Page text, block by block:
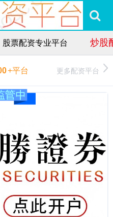
股票配资专业平台 炒股
+平台 更多配资平台